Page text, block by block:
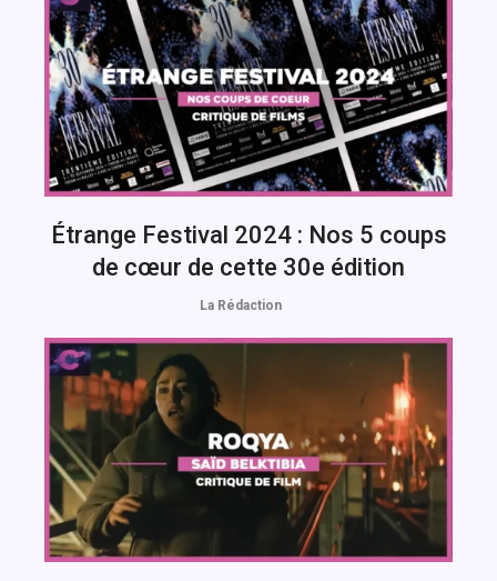
Étrange Festival 2024 : Nos 5 coups
de cœur de cette 30e édition
La Rédaction